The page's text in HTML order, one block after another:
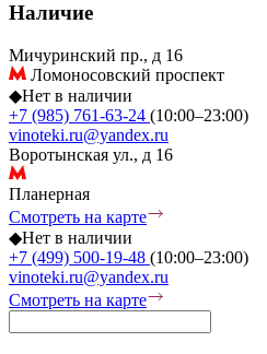
Наличие
Мичуринский пр., д 16
Ломоносовский проспект
◆Нет в наличии
+7 (985) 761-63-24 (10:00–23:00)
vinoteki.ru@yandex.ru
Воротынская ул., д 16
Планерная
Смотреть на карте
◆Нет в наличии
+7 (499) 500-19-48 (10:00–23:00)
vinoteki.ru@yandex.ru
Смотреть на карте